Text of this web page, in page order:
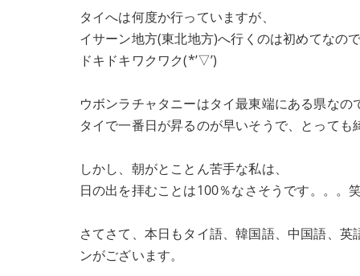
タイへは何度か行っていますが、
イサーン地方(東北地方)へ行くのは初めてなので
ドキドキワクワク(*’▽’)
ウボンラチャタニーはタイ最東端にある県なの
タイで一番日が昇るのが早いそうで、とっても
しかし、朝がとことん苦手な私は、
日の出を拝むことは100％なさそうです。。。
さてさて、本日もタイ語、韓国語、中国語、
ンがございます。